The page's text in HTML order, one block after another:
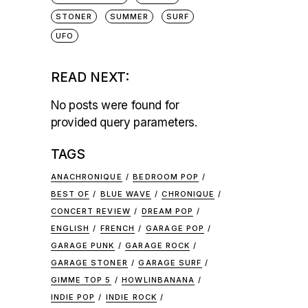
STONER
SUMMER
SURF
UFO
READ NEXT:
No posts were found for
provided query parameters.
TAGS
ANACHRONIQUE
BEDROOM POP
BEST OF
BLUE WAVE
CHRONIQUE
CONCERT REVIEW
DREAM POP
ENGLISH
FRENCH
GARAGE POP
GARAGE PUNK
GARAGE ROCK
GARAGE STONER
GARAGE SURF
GIMME TOP 5
HOWLINBANANA
INDIE POP
INDIE ROCK